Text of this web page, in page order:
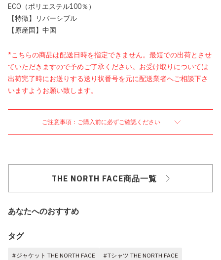
ECO（ポリエステル100％）
【特徴】リバーシブル
【原産国】中国
*こちらの商品は配送日時を指定できません。最短での出荷とさせ
ていただきますので予めご了承ください。お受け取りについては
出荷完了時にお送りする送り状番号を元に配送業者へご相談下さ
いますようお願い致します。
ご注意事項：ご購入前に必ずご確認ください
THE NORTH FACE商品一覧
あなたへのおすすめ
タグ
#ジャケット THE NORTH FACE
#Tシャツ THE NORTH FACE